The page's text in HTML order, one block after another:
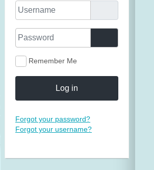
Username
Password
Remember Me
Log in
Forgot your password?
Forgot your username?